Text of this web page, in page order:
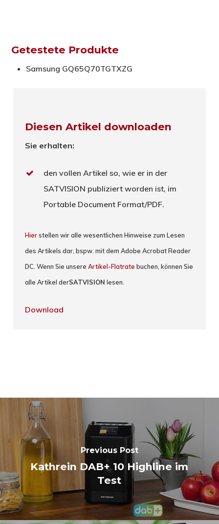
Getestete Produkte
Samsung GQ65Q70TGTXZG
Diesen Artikel downloaden
Sie erhalten:
den vollen Artikel so, wie er in der
SATVISION publiziert worden ist, im
Portable Document Format/PDF.
Hierstellen wir alle wesentlichen Hinweise zum Lesen
des Artikels dar, bspw. mit dem Adobe Acrobat Reader
DC. Wenn Sie unsereArtikel-Flatrate buchen, können Sie
alle Artikel derSATVISION lesen.
Download
Previous Post
Kathrein DAB+ 10 Highline im
Test